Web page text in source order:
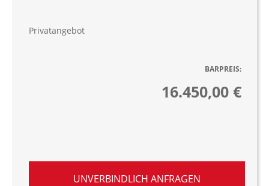
Privatangebot
BARPREIS:
16.450,00 €
UNVERBINDLICH ANFRAGEN